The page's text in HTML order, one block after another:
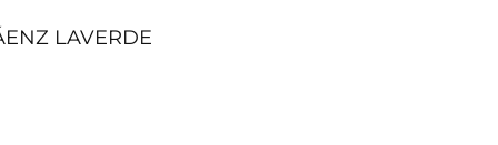
LAVERDE